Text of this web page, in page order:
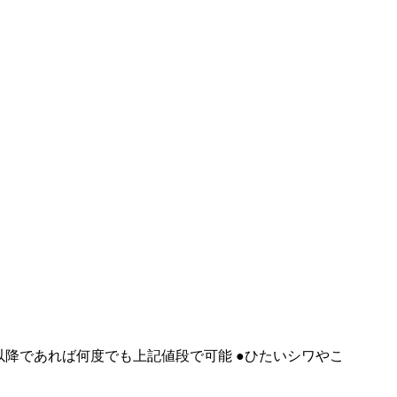
であれば何度でも上記値段で可能 ●ひたいシワやこ